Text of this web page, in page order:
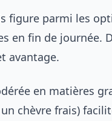
figure parmi les
en fin de journée.
avantage.
en matières
chèvre frais)